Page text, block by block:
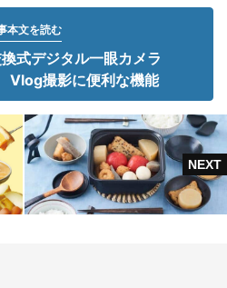
本文を読む
式デジタル一眼カメラ
Vlog撮影に便利な機能